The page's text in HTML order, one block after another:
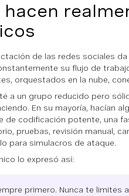
hacen
de las redes sociales
su flujo de
orquestados en la nube,
a un grupo reducido pero
En su mayoría, hacían
de codificación potente, una
pruebas, revisión manual,
para simulacros de ataque.
lo expresó así:
primero. Nunca te limites